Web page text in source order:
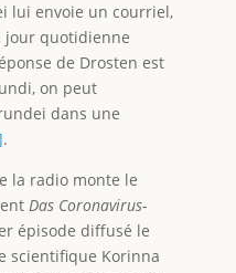
lui envoie un courriel,
jour quotidienne
de Drosten est
on peut
dans une
.
la radio monte le
Das Coronavirus-
épisode diffusé le
scientifique Korinna